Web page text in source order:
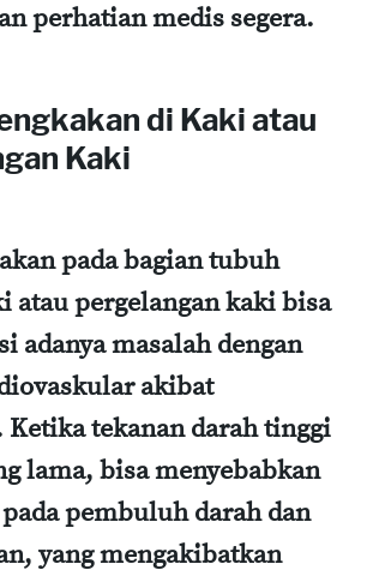
perhatian medis segera.
di Kaki atau
Kaki
pada bagian tubuh
atau pergelangan kaki bisa
adanya masalah dengan
akibat
tekanan darah tinggi
lama, bisa menyebabkan
pembuluh darah dan
yang mengakibatkan